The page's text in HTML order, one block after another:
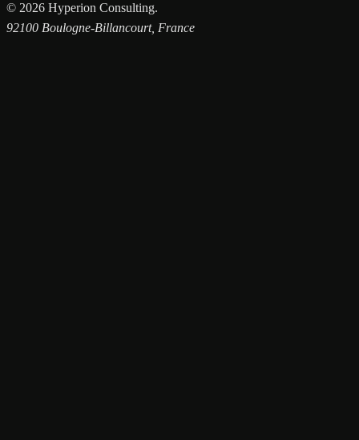
© 2026 Hyperion Consulting.
92100 Boulogne-Billancourt, France